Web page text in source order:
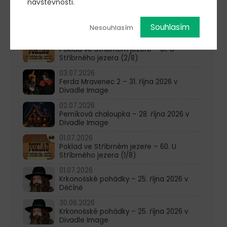
Poklad ve Stříbrném jezeře – 62. U
Stříbrného jezera (3/8)
Poklad ve Stříbrném jezeře – 61. U
Stříbrného jezera (2/8)
03.07.2026
Ferda Mravenec 2 – 31. října 2026 v
Divadle Image
02.07.2026
Perníková chaloupka – 28. října 2026 v
Divadle Image
01.07.2026
Poklad ve Stříbrném jezeře – 60. U
Stříbrného jezera (1/8)
01.07.2026
Krkonošské pohádky – 25. října 2026 v
Děčíně
30.06.2026
Krkonošské pohádky – 25. října 2026 v
Divadle Image
Nesouhlasím Souhlasím